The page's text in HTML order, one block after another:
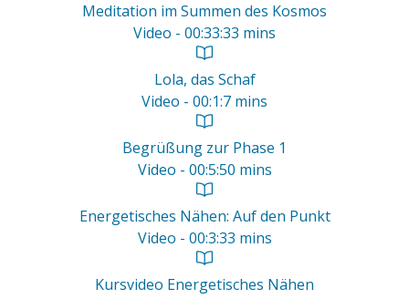
Meditation im Summen des Kosmos
Video - 00:33:33 mins
Lola, das Schaf
Video - 00:1:7 mins
Begrüßung zur Phase 1
Video - 00:5:50 mins
Energetisches Nähen: Auf den Punkt
Video - 00:3:33 mins
Kursvideo Energetisches Nähen